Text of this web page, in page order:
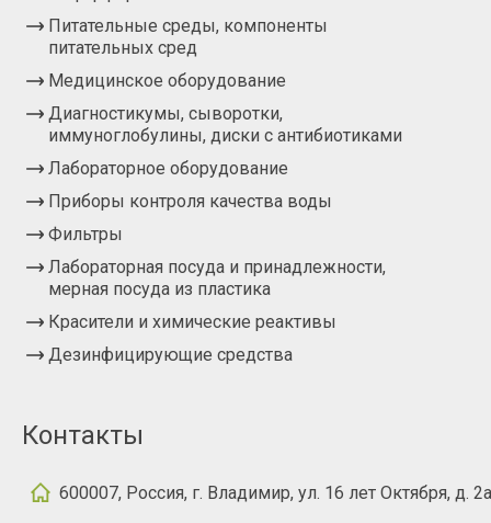
Питательные среды, компоненты
питательных сред
Медицинское оборудование
Диагностикумы, сыворотки,
иммуноглобулины, диски с антибиотиками
Лабораторное оборудование
Приборы контроля качества воды
Фильтры
Лабораторная посуда и принадлежности,
мерная посуда из пластика
Красители и химические реактивы
Дезинфицирующие средства
Контакты
600007, Россия, г. Владимир, ул. 16 лет Октября, д. 2а